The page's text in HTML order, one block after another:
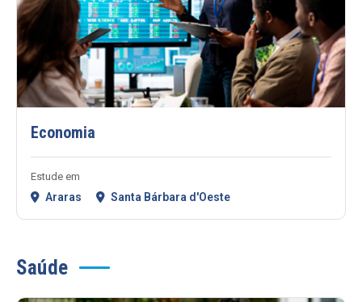
Economia
Estude em
Araras Santa Bárbara d'Oeste
Saúde